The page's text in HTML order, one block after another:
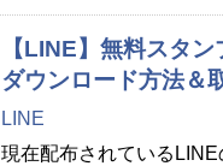
【LINE】無料スタ
ダウンロード方法＆
LINE
現在配布されている